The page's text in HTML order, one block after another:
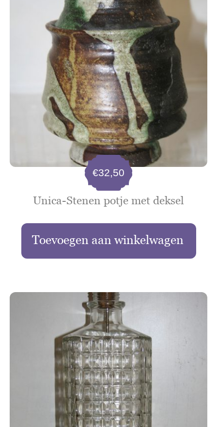
Unica-Stenen potje met deksel
€32,50
Toevoegen aan winkelwagen